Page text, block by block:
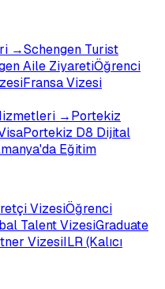
→Schengen Turist
Aile ZiyaretiÖğrenci
Fransa Vizesi
→Portekiz
Portekiz D8 Dijital
Eğitim
VizesiÖğrenci
Talent VizesiGraduate
VizesiILR (Kalıcı